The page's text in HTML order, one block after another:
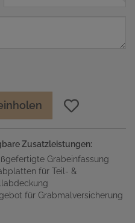
Zusatzleistungen:
Grabeinfassung
für Teil- &
für Grabmalversicherung